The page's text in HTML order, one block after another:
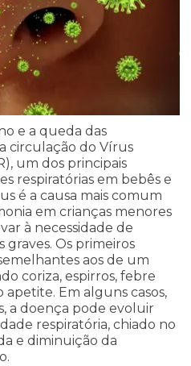
e a queda das
circulação do Vírus
um dos principais
respiratórias em bebês e
é a causa mais comum
em crianças menores
à necessidade de
graves. Os primeiros
aos de um
coriza, espirros, febre
apetite. Em alguns casos,
a doença pode evoluir
respiratória, chiado no
e diminuição da